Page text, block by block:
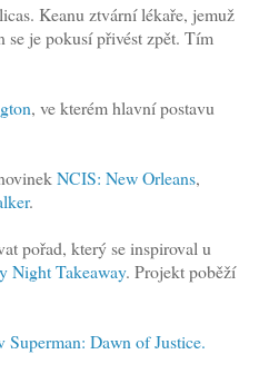
Keanu ztvární lékaře, jemuž
se je pokusí přivést zpět. Tím
, ve kterém hlavní postavu
NCIS: New Orleans,
.
pořad, který se inspiroval u
Night Takeaway. Projekt poběží
Superman: Dawn of Justice.